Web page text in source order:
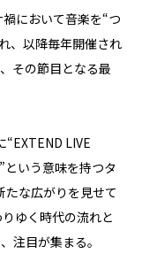
において音楽を“つ
、以降毎年開催され
その節目となる最
LIVE
いう意味を持つタ
たな広がりを見せて
ゆく時代の流れと
注目が集まる。